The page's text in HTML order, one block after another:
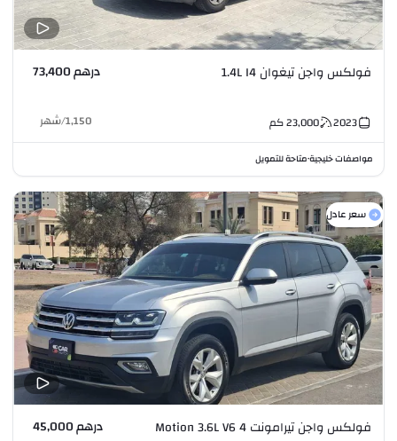
فولكس واجن تيغوان 1.4L I4 درهم 73,400
2023
23,000كم 1,150
/شهر
مواصفات خليجية•متاحة للتمويل
سعر عادل
فولكس واجن تيرامونت 4 Motion 3.6L V6 درهم 45,000